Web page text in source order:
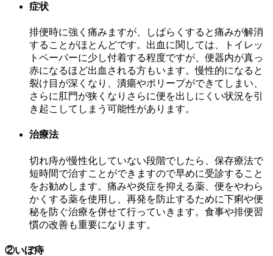
症状
排便時に強く痛みますが、しばらくすると痛みが解消
することがほとんどです。出血に関しては、トイレッ
トペーパーに少し付着する程度ですが、便器内が真っ
赤になるほど出血される方もいます。慢性的になると
裂け目が深くなり、潰瘍やポリープができてしまい、
さらに肛門が狭くなりさらに便を出しにくい状況を引
き起こしてしまう可能性があります。
治療法
切れ痔が慢性化していない段階でしたら、保存療法で
短時間で治すことができますので早めに受診すること
をお勧めします。痛みや炎症を抑える薬、便をやわら
かくする薬を使用し、再発を防止するために下痢や便
秘を防ぐ治療を併せて行っていきます。食事や排便習
慣の改善も重要になります。
②いぼ痔